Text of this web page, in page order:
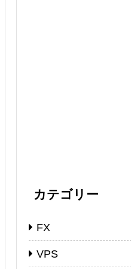
カテゴリー
FX
VPS